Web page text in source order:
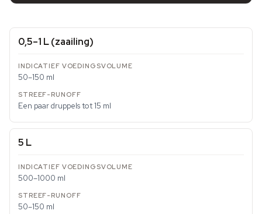
0,5–1 L (zaailing)
50–150 ml
Een paar druppels tot 15 ml
5 L
500–1000 ml
50–150 ml